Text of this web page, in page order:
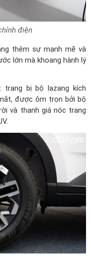
điện
thêm sự mạnh mẽ và
lớn mà khoang hành lý
trang bị bộ lazang kích
được ôm trọn bởi bộ
và thanh giá nóc trang